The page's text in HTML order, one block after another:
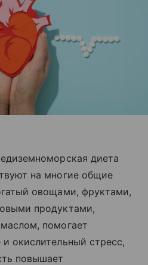
диета
на многие общие
овощами, фруктами,
продуктами,
помогает
окислительный стресс,
повышает